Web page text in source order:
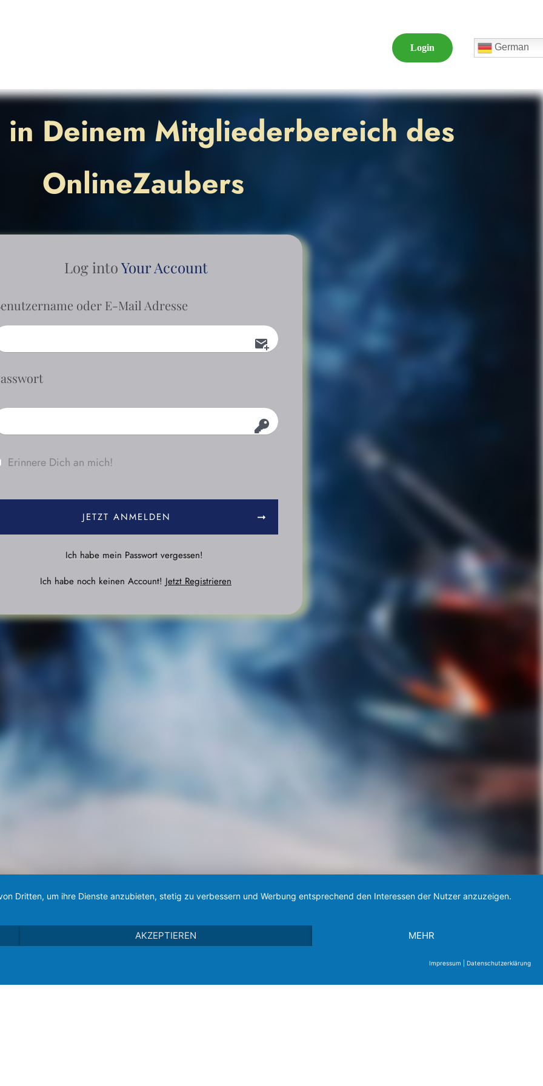
Login German
Deinem Mitgliederbereich des
OnlineZaubers
Log intoYour Account
oder E-Mail Adresse
Erinnere Dich an mich!
JETZT ANMELDEN
Ich habe mein Passwort vergessen!
Ich habe noch keinen Account! Jetzt Registrieren
Dritten, um ihre Dienste anzubieten, stetig zu verbessern und Werbung entsprechend den Interessen der Nutzer anzuzeigen.
AKZEPTIEREN MEHR
Impressum Datenschutzerklärung